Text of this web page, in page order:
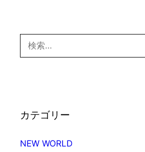
索:
カテゴリー
NEW WORLD